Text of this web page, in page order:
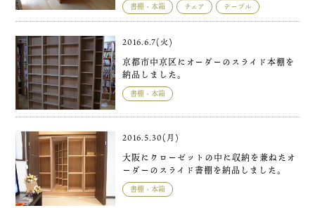
書棚・本箱 チェア テーブル
2016.6.7(火)
京都市中京区にオーダーのスライド本棚を
納品しました。
書棚・本箱
2016.5.30(月)
大阪にクローゼットの中に収納を兼ねたオ
ーダーのスライド書棚を納品しました。
書棚・本箱